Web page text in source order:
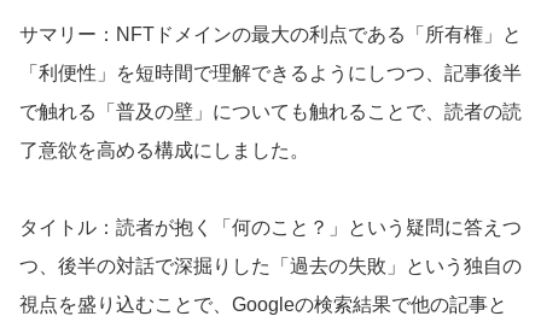
サマリー：NFTドメインの最大の利点である「所有権」と
「利便性」を短時間で理解できるようにしつつ、記事後半
で触れる「普及の壁」についても触れることで、読者の読
了意欲を高める構成にしました。
タイトル：読者が抱く「何のこと？」という疑問に答えつ
つ、後半の対話で深掘りした「過去の失敗」という独自の
視点を盛り込むことで、Googleの検索結果で他の記事と